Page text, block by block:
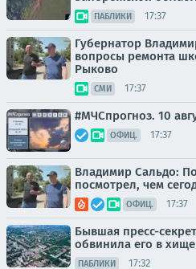
ПАБЛИКИ 17:37
Губернатор
вопросы ремонта
Рыково
СМИ 17:37
#МЧСпрогноз. 10
ОФИЦ. 17:37
Владимир Сальдо:
посмотрел, чем
ОФИЦ. 17:37
Бывшая пресс-
обвинила его в
ПАБЛИКИ 17:32